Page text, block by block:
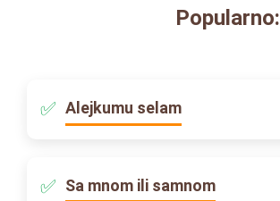
Popularno:
Alejkumu selam
Sa mnom ili samnom